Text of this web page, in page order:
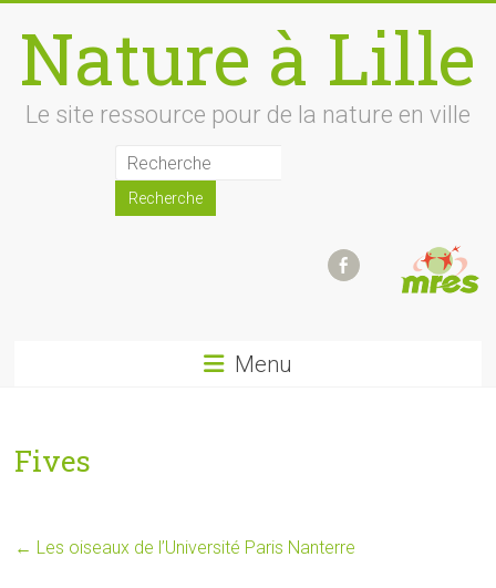
content
Nature à Lille
Le site ressource pour de la nature en ville
Menu
Fives
← Les oiseaux de l’Université Paris Nanterre